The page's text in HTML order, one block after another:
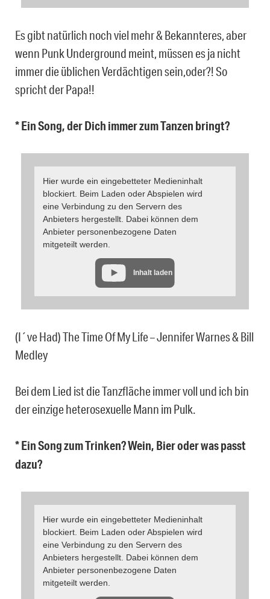
Es gibt natürlich noch viel mehr & Bekannteres, aber
wenn Punk Underground meint, müssen es ja nicht
immer die üblichen Verdächtigen sein,oder?! So
spricht der Papa!!
* Ein Song, der Dich immer zum Tanzen bringt?
Hier wurde ein eingebetteter Medieninhalt
blockiert. Beim Laden oder Abspielen wird
eine Verbindung zu den Servern des
Anbieters hergestellt. Dabei können dem
Anbieter personenbezogene Daten
mitgeteilt werden.
Inhalt laden
(I´ve Had) The Time Of My Life – Jennifer Warnes & Bill
Medley
Bei dem Lied ist die Tanzfläche immer voll und ich bin
der einzige heterosexuelle Mann im Pulk.
* Ein Song zum Trinken? Wein, Bier oder was passt
dazu?
Hier wurde ein eingebetteter Medieninhalt
blockiert. Beim Laden oder Abspielen wird
eine Verbindung zu den Servern des
Anbieters hergestellt. Dabei können dem
Anbieter personenbezogene Daten
mitgeteilt werden.